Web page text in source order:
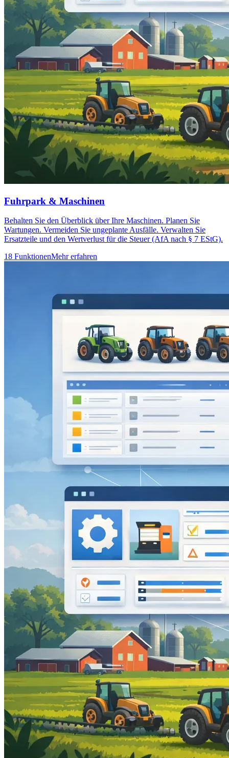
Fuhrpark & Maschinen
Behalten Sie den Überblick über Ihre Maschinen. Planen Sie
Wartungen. Vermeiden Sie ungeplante Ausfälle. Verwalten Sie
Ersatzteile und den Wertverlust für die Steuer (AfA nach § 7 EStG).
18 FunktionenMehr erfahren